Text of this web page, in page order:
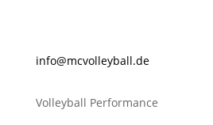
ed.ll
abyel
lovcm
@ofni
Volleyball Performance